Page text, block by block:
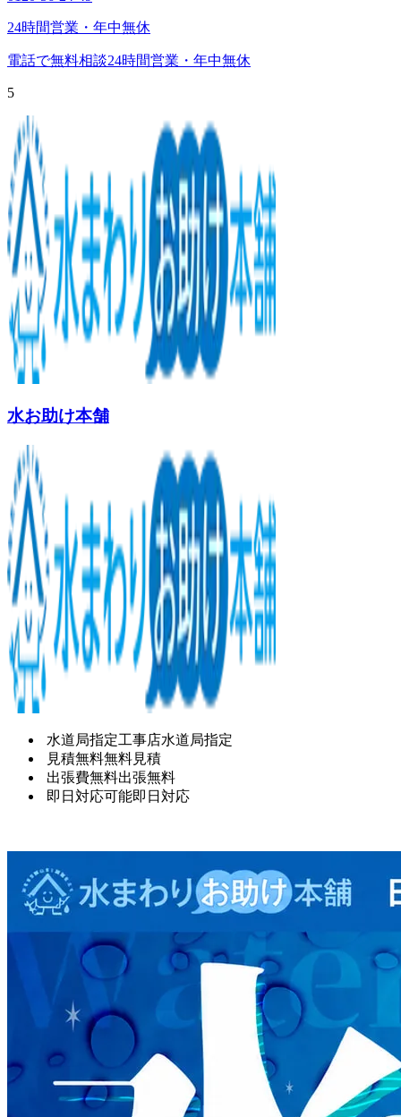
24時間営業・年中無休
電話で無料相談24時間営業・年中無休
5
水お助け本舗
水道局指定工事店水道局指定
見積無料無料見積
出張費無料出張無料
即日対応可能即日対応